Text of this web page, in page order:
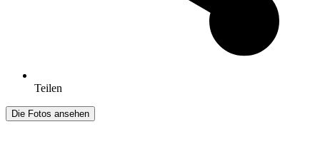
Teilen
Die Fotos ansehen